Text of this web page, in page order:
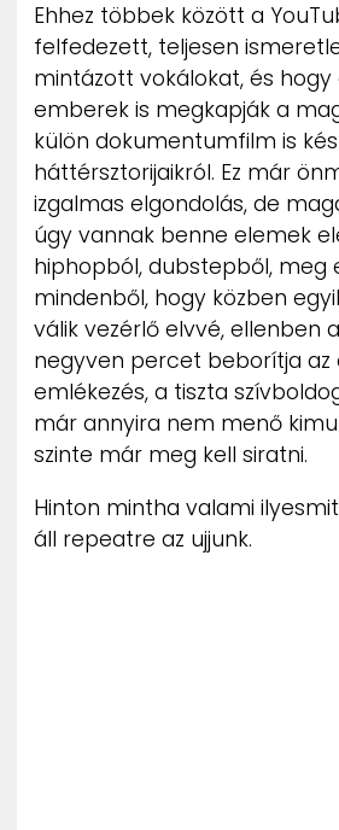
Ehhez többek között a
felfedezett, teljesen
mintázott vokálokat, és hogy
emberek is megkapják a
külön dokumentumfilm is
háttérsztorijaikról. Ez már
izgalmas elgondolás, de
úgy vannak benne elemek
hiphopból, dubstepből, meg
mindenből, hogy közben
válik vezérlő elvvé, ellenben
negyven percet beborítja az
emlékezés, a tiszta
már annyira nem menő
szinte már meg kell siratni.
Hinton mintha valami
áll repeatre az ujjunk.